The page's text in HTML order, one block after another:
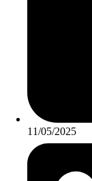
11/05/2025